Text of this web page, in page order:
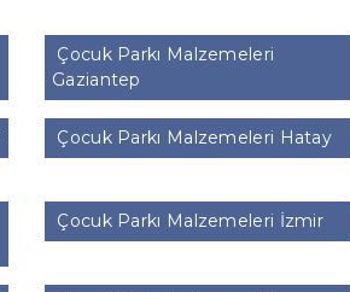
Çocuk Parkı Malzemeleri
Gaziantep
Çocuk Parkı Malzemeleri Hatay
Çocuk Parkı Malzemeleri İzmir